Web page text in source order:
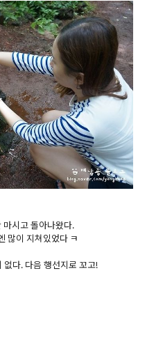
마시고 돌아나왔다.
많이 지쳐있었다 ㅋ
없다. 다음 행선지로 꼬고!